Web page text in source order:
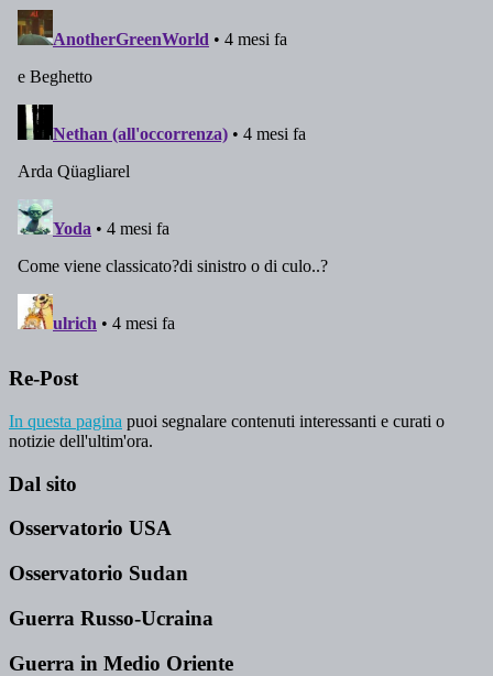
Re-Post
In questa pagina puoi segnalare contenuti interessanti e curati o
notizie dell'ultim'ora.
Dal sito
Osservatorio USA
Osservatorio Sudan
Guerra Russo-Ucraina
Guerra in Medio Oriente